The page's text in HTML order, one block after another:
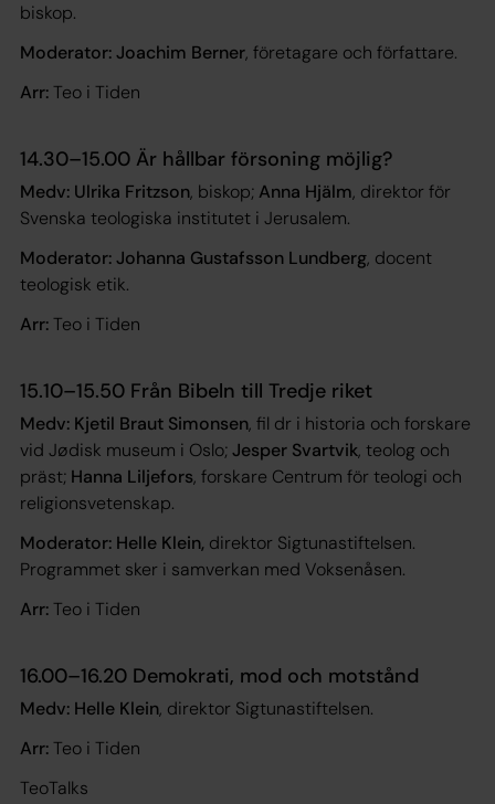
biskop.
Moderator: Joachim Berner, företagare och författare.
Arr:Teo i Tiden
14.30–15.00 Är hållbar försoning möjlig?
Medv: Ulrika Fritzson, biskop;Anna Hjälm, direktor för
Svenska teologiska institutet i Jerusalem.
Moderator: Johanna Gustafsson Lundberg, docent
teologisk etik.
Arr:Teo i Tiden
15.10–15.50 Från Bibeln till Tredje riket
Medv: Kjetil Braut Simonsen, fil dr i historia och forskare
vid Jødisk museum i Oslo;Jesper Svartvik, teolog och
präst; Hanna Liljefors, forskare Centrum för teologi och
religionsvetenskap.
Moderator: Helle Klein, direktor Sigtunastiftelsen.
Programmet sker i samverkan med Voksenåsen.
Arr:Teo i Tiden
16.00–16.20 Demokrati, mod och motstånd
Medv: Helle Klein, direktor Sigtunastiftelsen.
Arr:Teo i Tiden
TeoTalks